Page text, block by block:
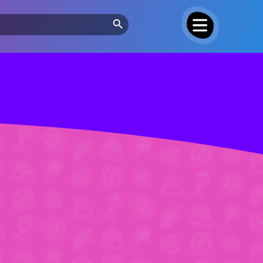
Search Button